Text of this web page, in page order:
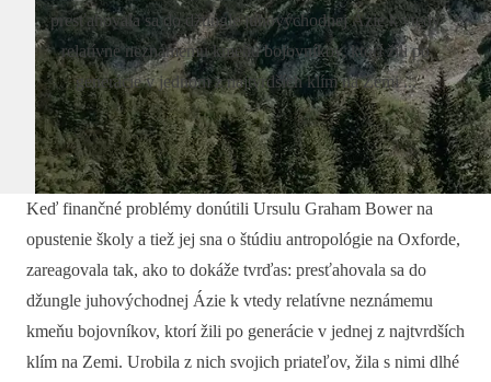
presťahovala sa do džungle juhovýchodnej Ázie k vtedy
relatívne neznámemu kmeňu bojovníkov, ktorí žili po
generácie v jednom z najtvrdších klím na Zemi ...
Keď finančné problémy donútili Ursulu Graham Bower na
opustenie školy a tiež jej sna o štúdiu antropológie na Oxforde,
zareagovala tak, ako to dokáže tvrďas: presťahovala sa do
džungle juhovýchodnej Ázie k vtedy relatívne neznámemu
kmeňu bojovníkov, ktorí žili po generácie v jednej z najtvrdších
klím na Zemi. Urobila z nich svojich priateľov, žila s nimi dlhé